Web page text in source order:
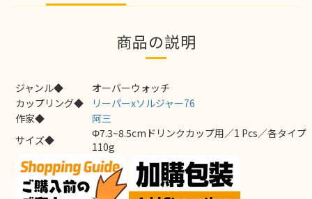
商品の説明
ジャンル◆
オーバーウォッチ
カップリング◆
リーパーxソルジャー76
作家◆
阿三
サイズ◆
Φ7.3~8.5cmドリンクカップ用／1 Pcs／各タイプ
110g